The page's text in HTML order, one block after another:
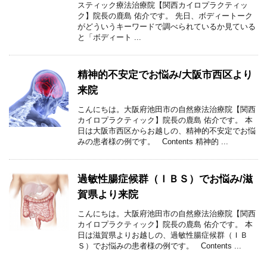
スティック療法治療院【関西カイロプラクティッ
ク】院長の鹿島 佑介です。 先日、ボディートーク
がどういうキーワードで調べられているか見ている
と「ボディート ...
精神的不安定でお悩み/大阪市西区より
来院
こんにちは。大阪府池田市の自然療法治療院【関西
カイロプラクティック】院長の鹿島 佑介です。 本
日は大阪市西区からお越しの、精神的不安定でお悩
みの患者様の例です。 Contents 精神的 ...
過敏性腸症候群（ＩＢＳ）でお悩み/滋
賀県より来院
こんにちは。大阪府池田市の自然療法治療院【関西
カイロプラクティック】院長の鹿島 佑介です。 本
日は滋賀県よりお越しの、過敏性腸症候群（ＩＢ
Ｓ）でお悩みの患者様の例です。 Contents ...